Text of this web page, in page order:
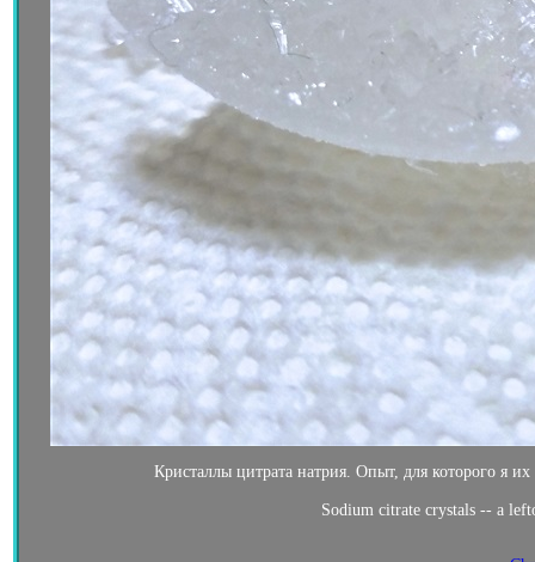
Кристаллы цитрата натрия. Опыт, для которого я
Sodium citrate crystals -- a